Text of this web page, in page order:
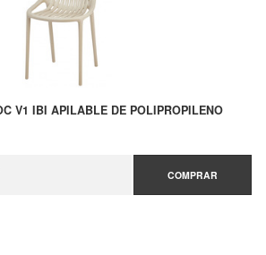
V1 IBI APILABLE DE POLIPROPILENO
COMPRAR